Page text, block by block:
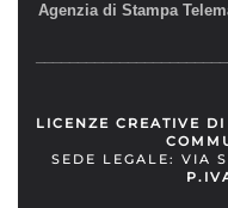
Agenzia di Stampa
LICENZE CREATIVE
SEDE LEGALE: VIA